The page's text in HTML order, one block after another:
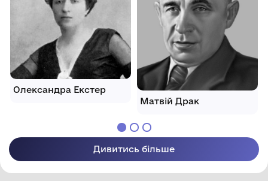
Олександра Екстер
Матвій Драк
Дивитись більше